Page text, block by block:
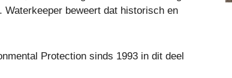
Waterkeeper beweert dat historisch en
Protection sinds 1993 in dit deel